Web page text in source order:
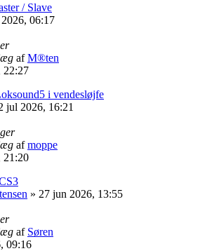
/ Slave
06:17
afM®ten
22:27
i vendesløjfe
jul 2026, 16:21
afmoppe
21:20
» 27 jun 2026, 13:55
af Søren
09:16